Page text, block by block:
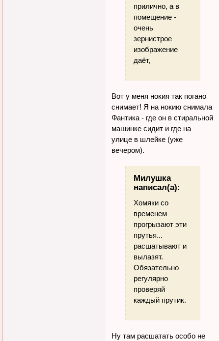
прилично, а в
помещение -
очень
зернистрое
изображение
даёт,
Вот у меня нокия так погано
снимает! Я на нокию снимала
Фантика - где он в стиральной
машинке сидит и где на
улице в шлейке (уже
вечером).
Милушка
написал(а):
Хомяки со
временем
прогрызают эти
прутья...
расшатывают и
вылазят.
Обязательно
регулярно
проверяй
каждый прутик.
Ну там расшатать особо не